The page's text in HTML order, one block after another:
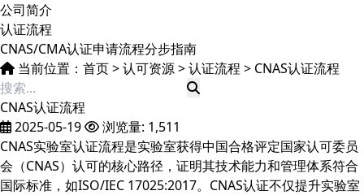
公司简介
认证流程
CNAS/CMA认证申请流程分步指南
当前位置： 首页>认可资源>认证流程 > CNAS认证流程
CNAS认证流程
2025-05-19
浏览量: 1,511
CNAS实验室认证流程是实验室获得中国合格评定国家认可委员
会（CNAS）认可的核心路径，证明其技术能力和管理体系符合
国际标准，如ISO/IEC 17025:2017。CNAS认证不仅提升实验室